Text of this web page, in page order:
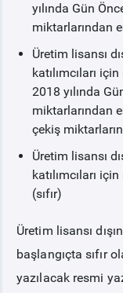
yılında Gün
miktarlarından
Üretim lisansı
katılımcıları
2018 yılında
miktarlarından
çekiş
Üretim lisansı
katılımcıları
(sıfır)
Üretim lisansı
başlangıçta sıfır
yazılacak resmi